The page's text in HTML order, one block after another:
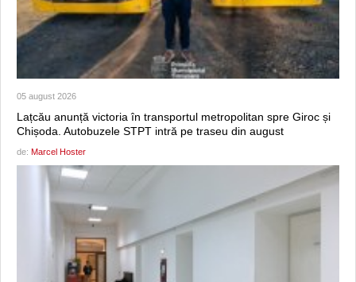
05 august 2026
Lațcău anunță victoria în transportul metropolitan spre Giroc și
Chișoda. Autobuzele STPT intră pe traseu din august
de: Marcel Hoster